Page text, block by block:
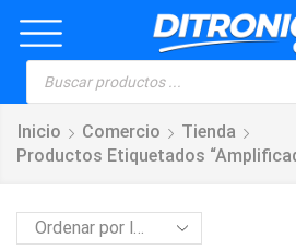
Inicio Comercio
Tienda
Productos Etiquetados